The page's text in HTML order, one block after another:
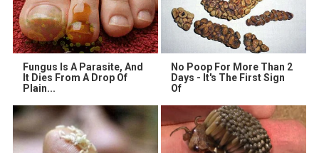
Fungus Is A Parasite, And
It Dies From A Drop Of
Plain...
No Poop For More Than 2
Days - It's The First Sign
Of